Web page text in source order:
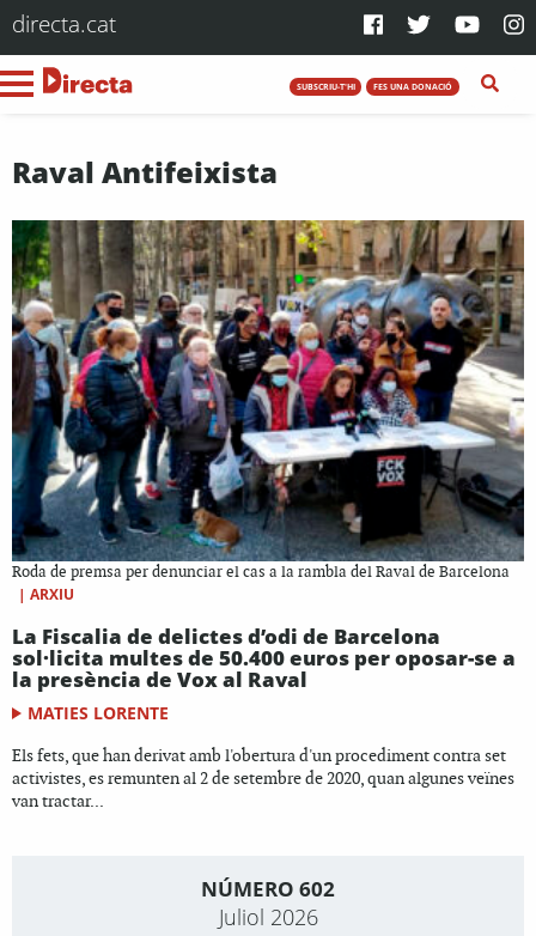
directa.cat
SUBSCRIU-T'HI FES UNA DONACIÓ
Raval Antifeixista
Roda de premsa per denunciar el cas a la rambla del Raval de Barcelona
| ARXIU
La Fiscalia de delictes d’odi de Barcelona
sol·licita multes de 50.400 euros per oposar-se a
la presència de Vox al Raval
MATIES LORENTE
Els fets, que han derivat amb l'obertura d'un procediment contra set
activistes, es remunten al 2 de setembre de 2020, quan algunes veïnes
van tractar...
NÚMERO 602
Juliol 2026